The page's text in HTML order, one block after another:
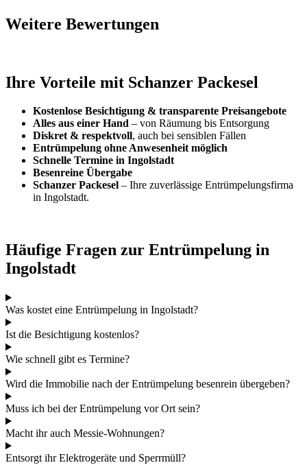
Weitere Bewertungen
Ihre Vorteile mit Schanzer Packesel
Kostenlose Besichtigung & transparente Preisangebote
Alles aus einer Hand – von Räumung bis Entsorgung
Diskret & respektvoll, auch bei sensiblen Fällen
Entrümpelung ohne Anwesenheit möglich
Schnelle Termine in Ingolstadt
Besenreine Übergabe
Schanzer Packesel – Ihre zuverlässige Entrümpelungsfirma
in Ingolstadt.
Häufige Fragen zur Entrümpelung in
Ingolstadt
Was kostet eine Entrümpelung in Ingolstadt?
Ist die Besichtigung kostenlos?
Wie schnell gibt es Termine?
Wird die Immobilie nach der Entrümpelung besenrein übergeben?
Muss ich bei der Entrümpelung vor Ort sein?
Macht ihr auch Messie‑Wohnungen?
Entsorgt ihr Elektrogeräte und Sperrmüll?